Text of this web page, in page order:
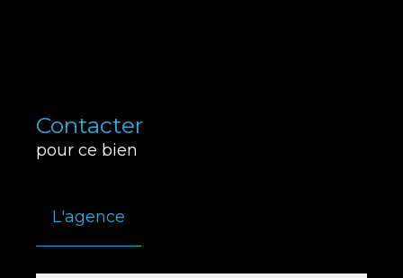
Contacter
pour ce bien
L'agence